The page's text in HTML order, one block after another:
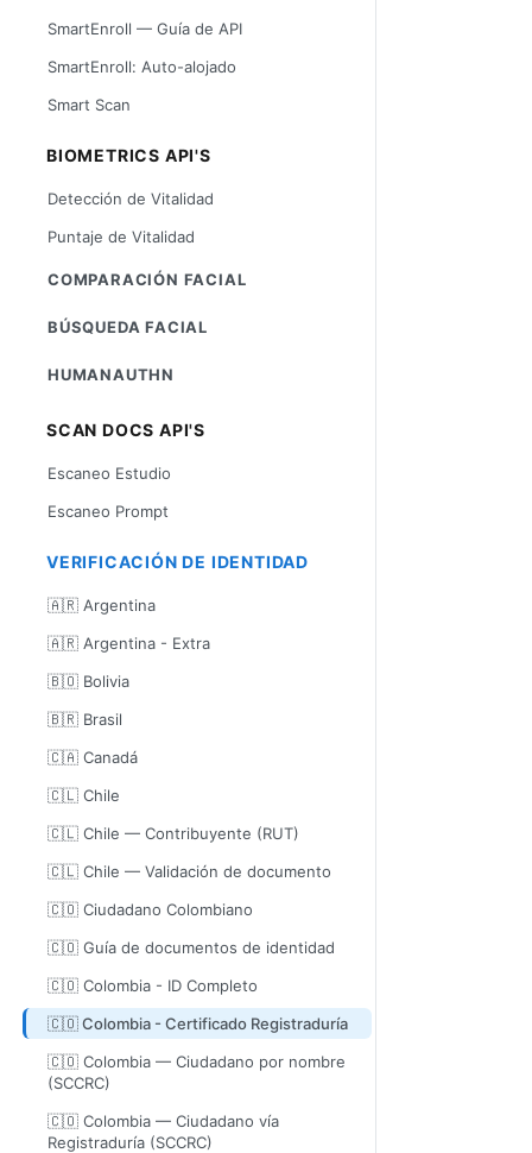
SmartEnroll — Guía de API
SmartEnroll: Auto-alojado
Smart Scan
BIOMETRICS API'S
Detección de Vitalidad
Puntaje de Vitalidad
COMPARACIÓN FACIAL
BÚSQUEDA FACIAL
HUMANAUTHN
SCAN DOCS API'S
Escaneo Estudio
Escaneo Prompt
VERIFICACIÓN DE IDENTIDAD
🇦🇷 Argentina
🇦🇷 Argentina - Extra
🇧🇴 Bolivia
🇧🇷 Brasil
🇨🇦 Canadá
🇨🇱 Chile
🇨🇱 Chile — Contribuyente (RUT)
🇨🇱 Chile — Validación de documento
🇨🇴 Ciudadano Colombiano
🇨🇴 Guía de documentos de identidad
🇨🇴 Colombia - ID Completo
🇨🇴 Colombia - Certificado Registraduría
🇨🇴 Colombia — Ciudadano por nombre
(SCCRC)
🇨🇴 Colombia — Ciudadano vía
Registraduría (SCCRC)